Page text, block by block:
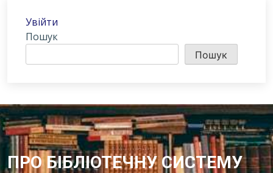
Увійти
Пошук
Пошук
ПРО БІБЛІОТЕЧНУ СИСТЕМУ